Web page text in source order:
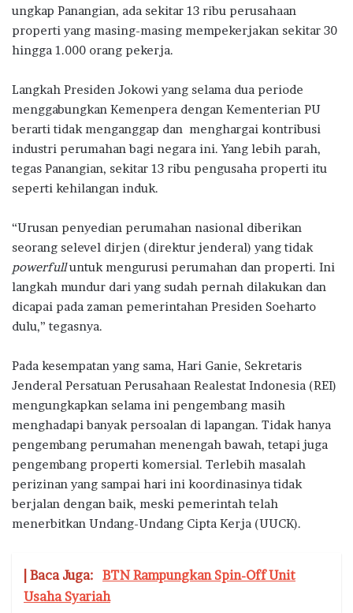
ungkap Panangian, ada sekitar 13 ribu perusahaan
properti yang masing-masing mempekerjakan sekitar 30
hingga 1.000 orang pekerja.
Langkah Presiden Jokowi yang selama dua periode
menggabungkan Kemenpera dengan Kementerian PU
berarti tidak menganggap dan menghargai kontribusi
industri perumahan bagi negara ini. Yang lebih parah,
tegas Panangian, sekitar 13 ribu pengusaha properti itu
seperti kehilangan induk.
“Urusan penyedian perumahan nasional diberikan
seorang selevel dirjen (direktur jenderal) yang tidak
powerfulluntuk mengurusi perumahan dan properti. Ini
langkah mundur dari yang sudah pernah dilakukan dan
dicapai pada zaman pemerintahan Presiden Soeharto
dulu,” tegasnya.
Pada kesempatan yang sama, Hari Ganie, Sekretaris
Jenderal Persatuan Perusahaan Realestat Indonesia (REI)
mengungkapkan selama ini pengembang masih
menghadapi banyak persoalan di lapangan. Tidak hanya
pengembang perumahan menengah bawah, tetapi juga
pengembang properti komersial. Terlebih masalah
perizinan yang sampai hari ini koordinasinya tidak
berjalan dengan baik, meski pemerintah telah
menerbitkan Undang-Undang Cipta Kerja (UUCK).
| Baca Juga: BTN Rampungkan Spin-Off Unit
Usaha Syariah